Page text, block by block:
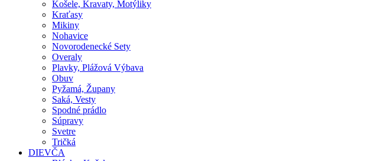
Košele, Kravaty, Motýliky
Kraťasy
Mikiny
Nohavice
Novorodenecké Sety
Overaly
Plavky, Plážová Výbava
Obuv
Pyžamá, Župany
Saká, Vesty
Spodné prádlo
Súpravy
Svetre
Tričká
DIEVČA